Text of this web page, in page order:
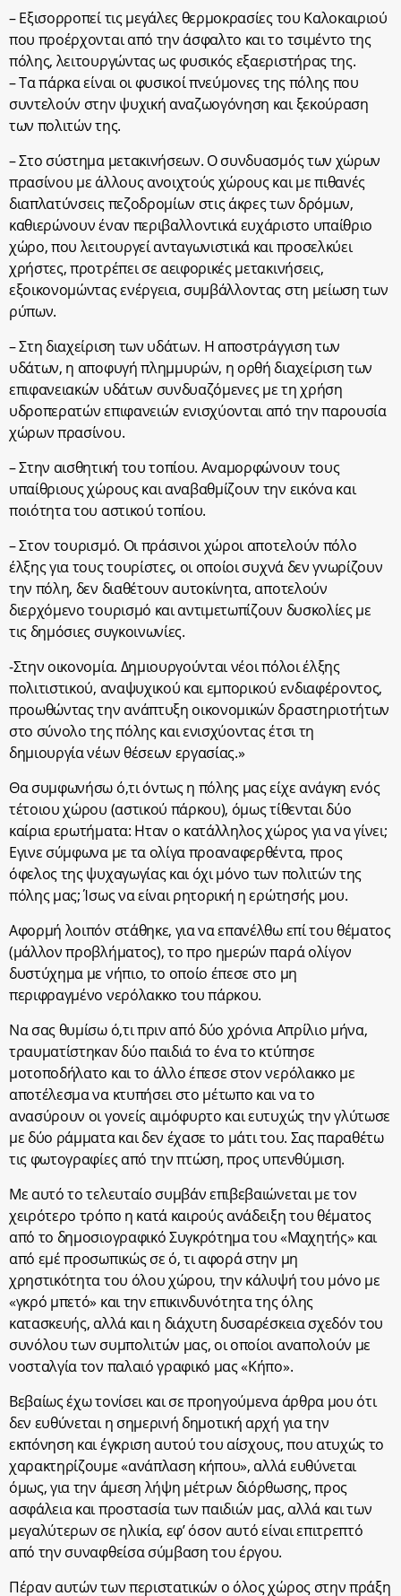
– Εξισορροπεί τις μεγάλες θερμοκρασίες του Καλοκαιριού
που προέρχονται από την άσφαλτο και το τσιμέντο της
πόλης, λειτουργώντας ως φυσικός εξαεριστήρας της.
– Τα πάρκα είναι οι φυσικοί πνεύμονες της πόλης που
συντελούν στην ψυχική αναζωογόνηση και ξεκούραση
των πολιτών της.
– Στο σύστημα μετακινήσεων. Ο συνδυασμός των χώρων
πρασίνου με άλλους ανοιχτούς χώρους και με πιθανές
διαπλατύνσεις πεζοδρομίων στις άκρες των δρόμων,
καθιερώνουν έναν περιβαλλοντικά ευχάριστο υπαίθριο
χώρο, που λειτουργεί ανταγωνιστικά και προσελκύει
χρήστες, προτρέπει σε αειφορικές μετακινήσεις,
εξοικονομώντας ενέργεια, συμβάλλοντας στη μείωση των
ρύπων.
– Στη διαχείριση των υδάτων. Η αποστράγγιση των
υδάτων, η αποφυγή πλημμυρών, η ορθή διαχείριση των
επιφανειακών υδάτων συνδυαζόμενες με τη χρήση
υδροπερατών επιφανειών ενισχύονται από την παρουσία
χώρων πρασίνου.
– Στην αισθητική του τοπίου. Αναμορφώνουν τους
υπαίθριους χώρους και αναβαθμίζουν την εικόνα και
ποιότητα του αστικού τοπίου.
– Στον τουρισμό. Οι πράσινοι χώροι αποτελούν πόλο
έλξης για τους τουρίστες, οι οποίοι συχνά δεν γνωρίζουν
την πόλη, δεν διαθέτουν αυτοκίνητα, αποτελούν
διερχόμενο τουρισμό και αντιμετωπίζουν δυσκολίες με
τις δημόσιες συγκοινωνίες.
-Στην οικονομία. Δημιουργούνται νέοι πόλοι έλξης
πολιτιστικού, αναψυχικού και εμπορικού ενδιαφέροντος,
προωθώντας την ανάπτυξη οικονομικών δραστηριοτήτων
στο σύνολο της πόλης και ενισχύοντας έτσι τη
δημιουργία νέων θέσεων εργασίας.»
Θα συμφωνήσω ό,τι όντως η πόλης μας είχε ανάγκη ενός
τέτοιου χώρου (αστικού πάρκου), όμως τίθενται δύο
καίρια ερωτήματα: Ηταν ο κατάλληλος χώρος για να γίνει;
Εγινε σύμφωνα με τα ολίγα προαναφερθέντα, προς
όφελος της ψυχαγωγίας και όχι μόνο των πολιτών της
πόλης μας; Ίσως να είναι ρητορική η ερώτησής μου.
Αφορμή λοιπόν στάθηκε, για να επανέλθω επί του θέματος
(μάλλον προβλήματος), το προ ημερών παρά ολίγον
δυστύχημα με νήπιο, το οποίο έπεσε στο μη
περιφραγμένο νερόλακκο του πάρκου.
Να σας θυμίσω ό,τι πριν από δύο χρόνια Απρίλιο μήνα,
τραυματίστηκαν δύο παιδιά το ένα το κτύπησε
μοτοποδήλατο και το άλλο έπεσε στον νερόλακκο με
αποτέλεσμα να κτυπήσει στο μέτωπο και να το
ανασύρουν οι γονείς αιμόφυρτο και ευτυχώς την γλύτωσε
με δύο ράμματα και δεν έχασε το μάτι του. Σας παραθέτω
τις φωτογραφίες από την πτώση, προς υπενθύμιση.
Με αυτό το τελευταίο συμβάν επιβεβαιώνεται με τον
χειρότερο τρόπο η κατά καιρούς ανάδειξη του θέματος
από το δημοσιογραφικό Συγκρότημα του «Μαχητής» και
από εμέ προσωπικώς σε ό, τι αφορά στην μη
χρηστικότητα του όλου χώρου, την κάλυψή του μόνο με
«γκρό μπετό» και την επικινδυνότητα της όλης
κατασκευής, αλλά και η διάχυτη δυσαρέσκεια σχεδόν του
συνόλου των συμπολιτών μας, οι οποίοι αναπολούν με
νοσταλγία τον παλαιό γραφικό μας «Κήπο».
Βεβαίως έχω τονίσει και σε προηγούμενα άρθρα μου ότι
δεν ευθύνεται η σημερινή δημοτική αρχή για την
εκπόνηση και έγκριση αυτού του αίσχους, που ατυχώς το
χαρακτηρίζουμε «ανάπλαση κήπου», αλλά ευθύνεται
όμως, για την άμεση λήψη μέτρων διόρθωσης, προς
ασφάλεια και προστασία των παιδιών μας, αλλά και των
μεγαλύτερων σε ηλικία, εφ’ όσον αυτό είναι επιτρεπτό
από την συναφθείσα σύμβαση του έργου.
Πέραν αυτών των περιστατικών ο όλος χώρος στην πράξη